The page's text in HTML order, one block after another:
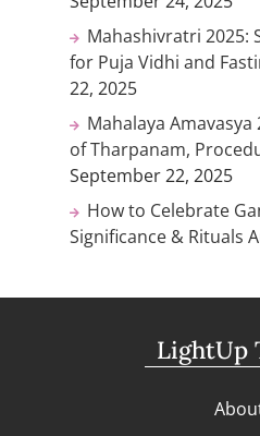
Mahashivratri 2025:
for Puja Vidhi and
22, 2025
Mahalaya
of Tharpanam,
September 22, 2025
How to Celebrate
Significance & Rituals
LightUp